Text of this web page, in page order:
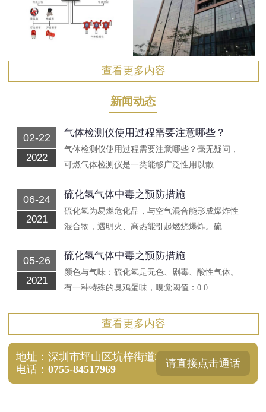
查看更多内容
新闻动态
02-22
2022
气体检测仪使用过程需要注意哪些？
气体检测仪使用过程需要注意哪些？毫无疑问，
可燃气体检测仪是一类能够广泛性用以散...
06-24
2021
硫化氢气体中毒之预防措施
硫化氢为易燃危化品，与空气混合能形成爆炸性
混合物，遇明火、高热能引起燃烧爆炸。硫...
05-26
2021
硫化氢气体中毒之预防措施
颜色与气味：硫化氢是无色、剧毒、酸性气体。
有一种特殊的臭鸡蛋味，嗅觉阈值：0.0...
查看更多内容
请直接点击通话
地址：深圳市坪山区坑梓街道坪山大道6352号厂房二
电话：0755-84517969